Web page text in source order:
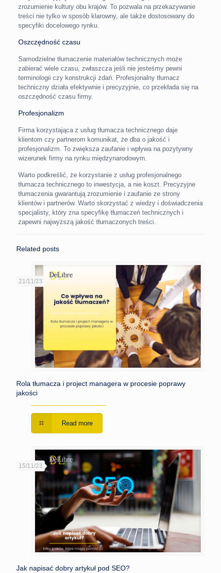
zrozumienie kultury obu krajów. To pozwala na przekazywanie
treści nie tylko w sposób klarowny, ale także dostosowany do
specyfiki docelowego rynku.
Oszczędność czasu
Samodzielne tłumaczenie materiałów technicznych może
zabierać wiele czasu, zwłaszcza jeśli nie jesteśmy pewni
terminologii czy konstrukcji zdań. Profesjonalny tłumacz
techniczny działa efektywnie i precyzyjnie, co przekłada się na
oszczędność czasu firmy.
Profesjonalizm
Firma korzystająca z usług tłumacza technicznego daje
klientom czy partnerom komunikat, że dba o jakość i
profesjonalizm. To zwiększa zaufanie i wpływa na pozytywny
wizerunek firmy na rynku międzynarodowym.
Warto podkreślić, że korzystanie z usług profesjonalnego
tłumacza technicznego to inwestycja, a nie koszt. Precyzyjne
tłumaczenia gwarantują zrozumienie i zaufanie ze strony
klientów i partnerów. Warto skorzystać z wiedzy i doświadczenia
specjalisty, który zna specyfikę tłumaczeń technicznych i
zapewni najwyższą jakość tłumaczonych treści.
Related posts
21/11/23
Rola tłumacza i project managera w procesie poprawy
jakości
Read more
15/11/23
Jak napisać dobry artykuł pod SEO?